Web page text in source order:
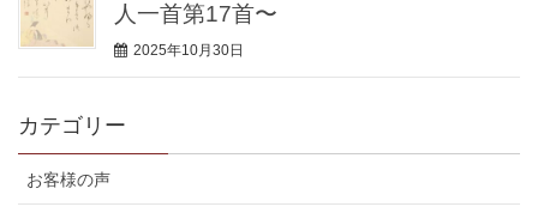
人一首第17首〜
2025年10月30日
カテゴリー
お客様の声